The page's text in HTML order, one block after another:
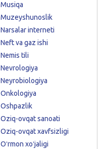
Musiqa
Muzeyshunoslik
Narsalar interneti
Neft va gaz ishi
Nemis tili
Nevrologiya
Neyrobiologiya
Onkologiya
Oshpazlik
Oziq-ovqat sanoati
Oziq-ovqat xavfsizligi
Oʻrmon xoʻjaligi